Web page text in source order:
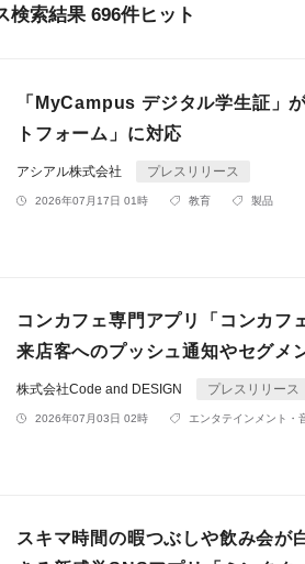
検索結果 696件ヒット
「MyCampus デジタル学生証」
トフォーム」に対応
アシアル株式会社 プレスリリース
2026年07月17日 01時 教育 製品
コンカフェ専門アプリ「コンカフ
来店客へのプッシュ通知やセグメ
株式会社Code and DESIGN プレスリリース
2026年07月03日 02時 エンタテインメント・
スキマ時間の暇つぶしや飲み会が